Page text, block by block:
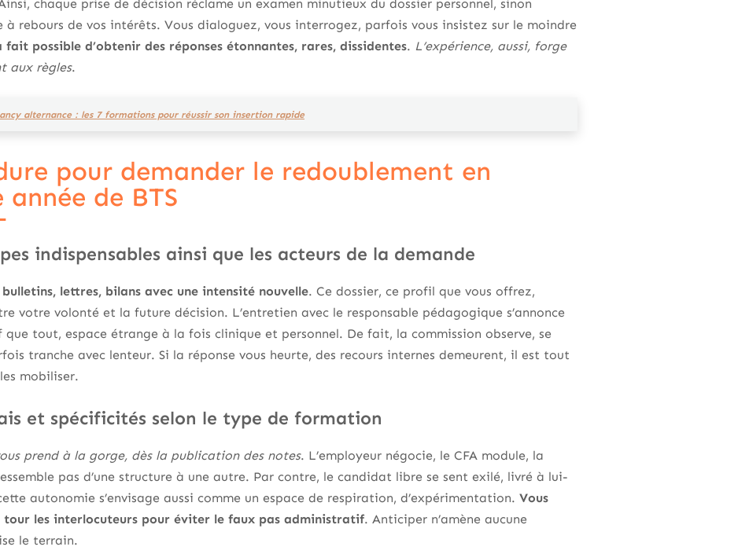
chaque prise de décision réclame un examen minutieux du dossier personnel, sinon
à rebours de vos intérêts. Vous dialoguez, vous interrogez, parfois vous insistez sur le moindre
possible d’obtenir des réponses étonnantes, rares, dissidentes. L’expérience, aussi, forge
aux règles.
alternance : les 7 formations pour réussir son insertion rapide
pour demander le redoublement en
de BTS
indispensables ainsi que les acteurs de la demande
lettres, bilans avec une intensité nouvelle. Ce dossier, ce profil que vous offrez,
votre volonté et la future décision. L’entretien avec le responsable pédagogique s’annonce
que tout, espace étrange à la fois clinique et personnel. De fait, la commission observe, se
tranche avec lenteur. Si la réponse vous heurte, des recours internes demeurent, il est tout
mobiliser.
et spécificités selon le type de formation
prend à la gorge, dès la publication des notes. L’employeur négocie, le CFA module, la
pas d’une structure à une autre. Par contre, le candidat libre se sent exilé, livré à lui-
autonomie s’envisage aussi comme un espace de respiration, d’expérimentation. Vous
tour les interlocuteurs pour éviter le faux pas administratif. Anticiper n’amène aucune
le terrain.